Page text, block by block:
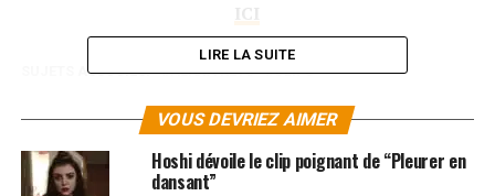
SUJETS ASSOCIÉS: ALICIA KEYS CLIPS
LIRE LA SUITE
VOUS DEVRIEZ AIMER
Hoshi dévoile le clip poignant de “Pleurer en
dansant”